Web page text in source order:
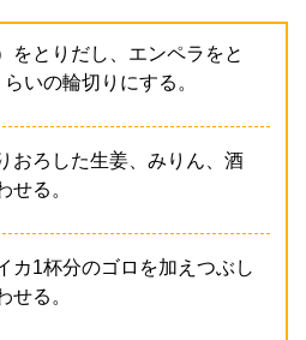
をとりだし、エンペラをと
いの輪切りにする。
おろした生姜、みりん、酒
せる。
カ1杯分のゴロを加えつぶし
せる。